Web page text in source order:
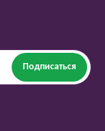
Подписаться